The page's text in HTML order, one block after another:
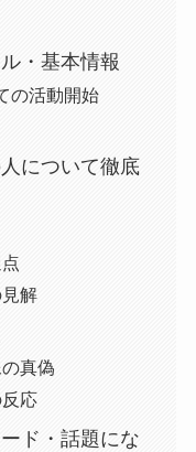
・基本情報
の活動開始
について徹底
解
真偽
応
ド・話題にな